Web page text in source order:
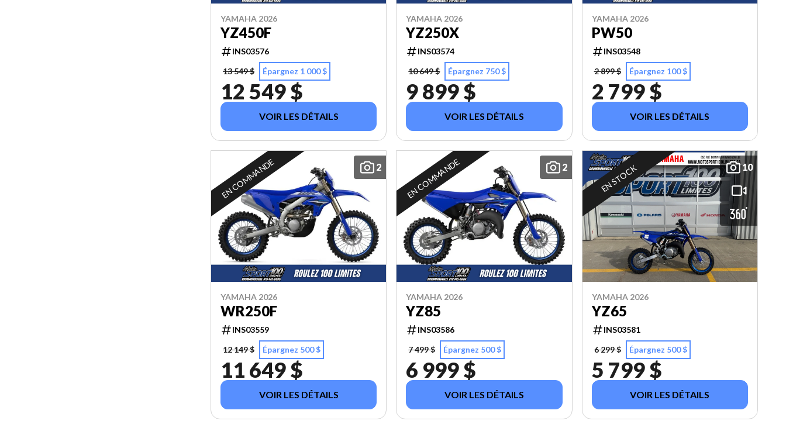
YAMAHA 2026
YZ450F
INS03576
13 549 $
Épargnez 1 000 $
12 549 $
VOIR LES DÉTAILS
YAMAHA 2026
YZ250X
INS03574
10 649 $
Épargnez 750 $
9 899 $
VOIR LES DÉTAILS
YAMAHA 2026
PW50
INS03548
2 899 $
Épargnez 100 $
2 799 $
VOIR LES DÉTAILS
2
EN COMMANDE
YAMAHA 2026
WR250F
INS03559
12 149 $
Épargnez 500 $
11 649 $
VOIR LES DÉTAILS
2
EN COMMANDE
YAMAHA 2026
YZ85
INS03586
7 499 $
Épargnez 500 $
6 999 $
VOIR LES DÉTAILS
10
EN STOCK
YAMAHA 2026
YZ65
INS03581
6 299 $
Épargnez 500 $
5 799 $
VOIR LES DÉTAILS